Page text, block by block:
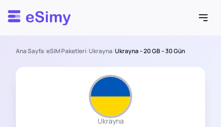
Esimy
Ana Sayfa/eSIM Paketleri/Ukrayna/Ukrayna – 20 GB – 30 Gün
Ukrayna